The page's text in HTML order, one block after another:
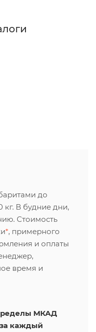
до
кг. В будние дни,
Стоимость
*, примерного
и оплаты
время и
МКАД
за каждый